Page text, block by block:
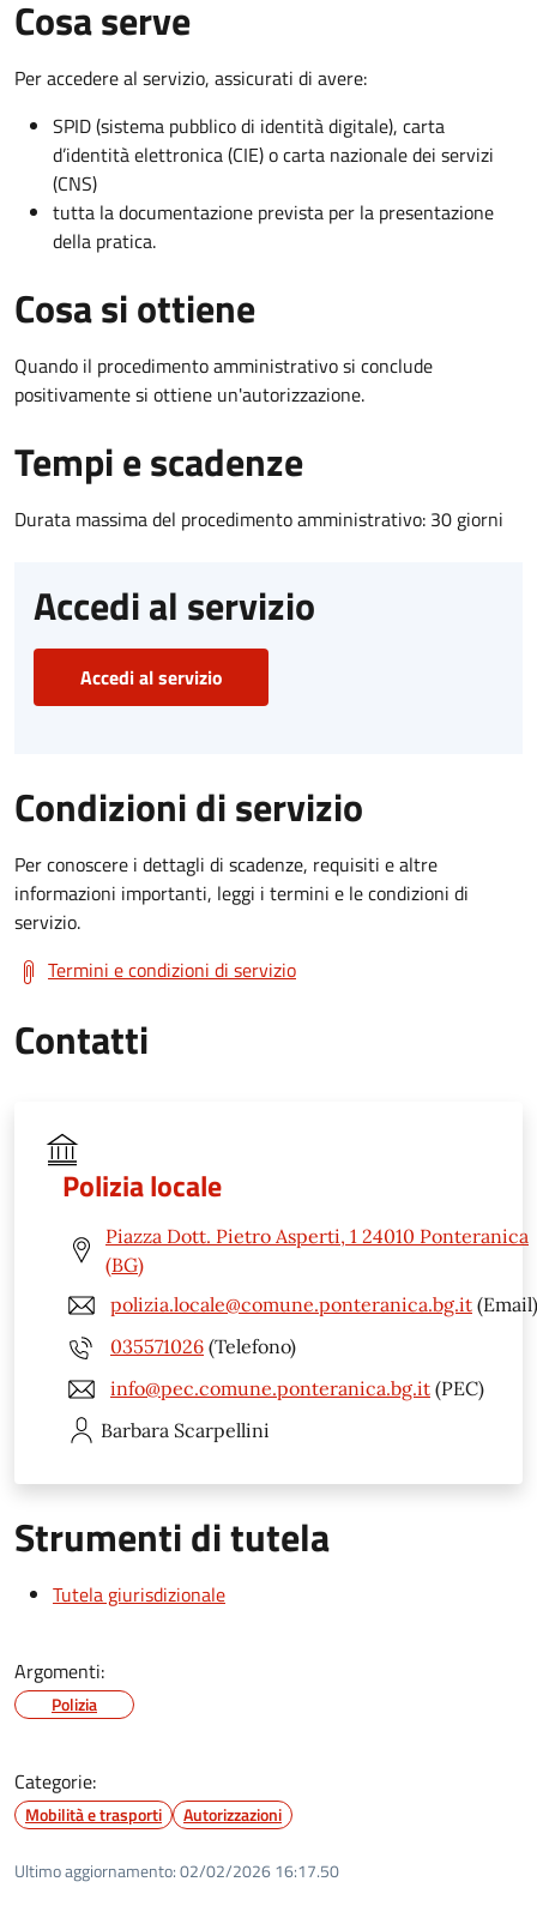
Cosa serve
Per accedere al servizio, assicurati di avere:
SPID (sistema pubblico di identità digitale), carta
d’identità elettronica (CIE) o carta nazionale dei servizi
(CNS)
tutta la documentazione prevista per la presentazione
della pratica.
Cosa si ottiene
Quando il procedimento amministrativo si conclude
positivamente si ottiene un'autorizzazione.
Tempi e scadenze
Durata massima del procedimento amministrativo: 30 giorni
Accedi al servizio
Accedi al servizio
Condizioni di servizio
Per conoscere i dettagli di scadenze, requisiti e altre
informazioni importanti, leggi i termini e le condizioni di
servizio.
Termini e condizioni di servizio
Contatti
Polizia locale
Piazza Dott. Pietro Asperti, 1 24010 Ponteranica
(BG)
polizia.locale@comune.ponteranica.bg.it (Email)
035571026 (Telefono)
info@pec.comune.ponteranica.bg.it (PEC)
Barbara Scarpellini
Strumenti di tutela
Tutela giurisdizionale
Argomenti:
Polizia
Categorie:
Mobilità e trasporti Autorizzazioni
Ultimo aggiornamento:02/02/2026 16:17.50